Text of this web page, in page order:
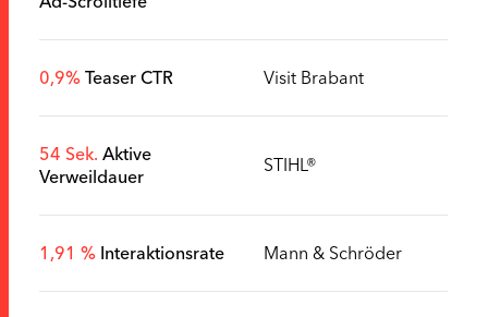
0,9% Teaser CTR Visit Brabant
54 Sek. Aktive
Verweildauer
STIHL®
1,91 % Interaktionsrate Mann & Schröder